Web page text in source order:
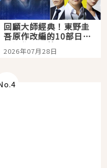
回顧大師經典！東野圭
吾原作改編的10部日本
影視作品推薦
2026年07月28日
4